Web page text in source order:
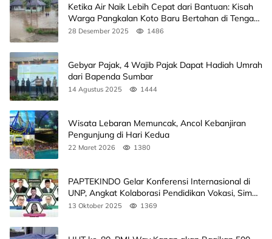
Ketika Air Naik Lebih Cepat dari Bantuan: Kisah
Warga Pangkalan Koto Baru Bertahan di Tengah
Banjir
28 Desember 2025 1486
Gebyar Pajak, 4 Wajib Pajak Dapat Hadiah Umrah
dari Bapenda Sumbar
14 Agustus 2025 1444
Wisata Lebaran Memuncak, Ancol Kebanjiran
Pengunjung di Hari Kedua
22 Maret 2026 1380
PAPTEKINDO Gelar Konferensi Internasional di
UNP, Angkat Kolaborasi Pendidikan Vokasi, Simak
Agendanya
13 Oktober 2025 1369